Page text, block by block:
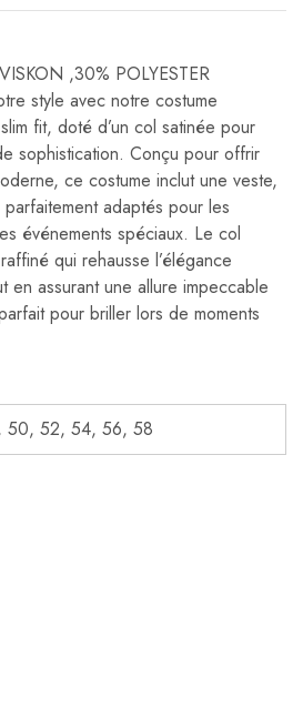
,30% POLYESTER
style avec notre costume
fit, doté d’un col satinée pour
sophistication. Conçu pour offrir
ce costume inclut une veste,
adaptés pour les
événements spéciaux. Le col
qui rehausse l’élégance
en assurant une allure impeccable
pour briller lors de moments
50, 52, 54, 56, 58